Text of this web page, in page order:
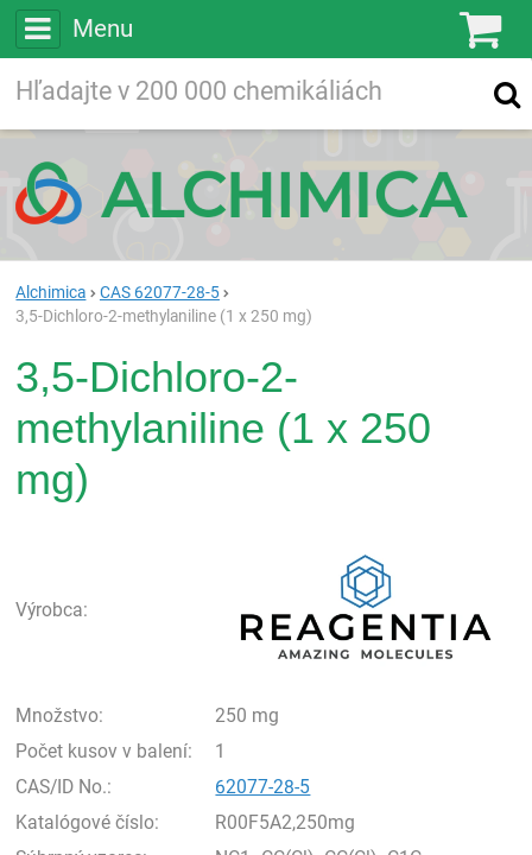
Menu
Vyhľadávanie
Alchimica
CAS 62077-28-5
3,5-Dichloro-2-methylaniline (1 x 250 mg)
3,5-Dichloro-2-
methylaniline (1 x 250
mg)
Výrobca:
Množstvo:
250 mg
Počet kusov v balení:
1
CAS/ID No.:
62077-28-5
Katalógové číslo:
R00F5A2,250mg